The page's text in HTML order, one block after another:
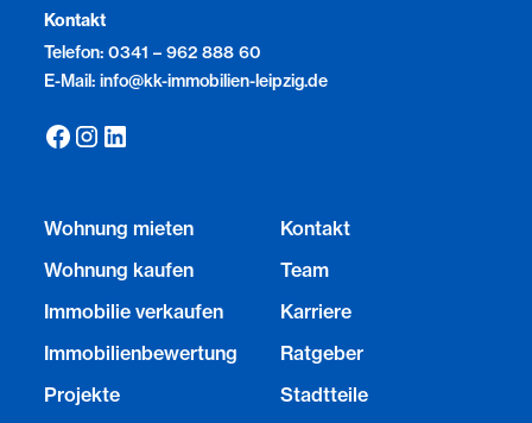
Kontakt
Telefon: 0341 – 962 888 60
E-Mail: info@kk-immobilien-leipzig.de
Wohnung mieten
Wohnung kaufen
Immobilie verkaufen
Immobilienbewertung
Projekte
Kontakt
Team
Karriere
Ratgeber
Stadtteile